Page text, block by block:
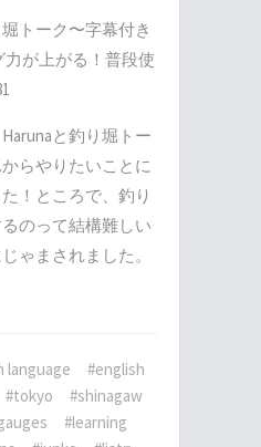
堀トーク〜字幕付き
が上がる！普段使
と釣り堀トー
らやりたいことに
！ところで、釣り
のって結構難しい
ゃまされました。
language
#english
#tokyo
#shinagaw
#learning